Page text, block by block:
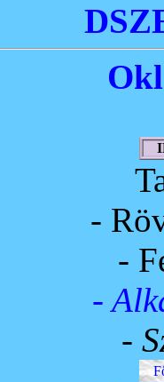
-
-
-
-